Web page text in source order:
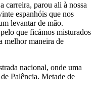
carreira, parou ali à nossa
espanhóis que nos
levantar de mão.
que ficámos misturados
melhor maneira de
nacional, onde uma
Palência. Metade de